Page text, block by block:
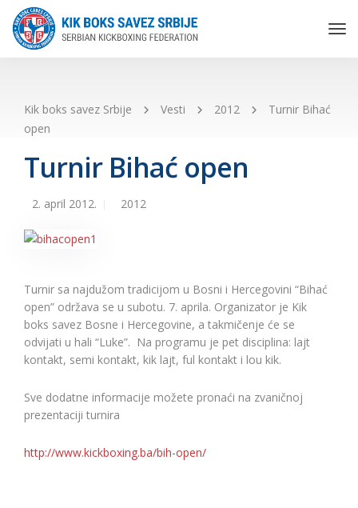
Kik boks savez Srbije Vesti 2012
Turnir Bihać
open
Turnir Bihać open
2. april 2012. 2012
Turnir sa najdužom tradicijom u Bosni i Hercegovini “Bihać
open” održava se u subotu. 7. aprila. Organizator je Kik
boks savez Bosne i Hercegovine, a takmičenje će se
odvijati u hali “Luke”. Na programu je pet disciplina: lajt
kontakt, semi kontakt, kik lajt, ful kontakt i lou kik.
Sve dodatne informacije možete pronaći na zvaničnoj
prezentaciji turnira
http://www.kickboxing.ba/bih-open/